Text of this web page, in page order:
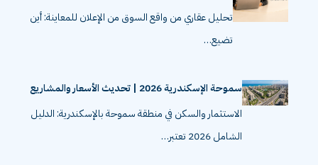
تحليل عقاري من واقع السوق من الإعلان للمعاينة: أين
تضيع…
سموحة الإسكندرية 2026 | تحديث الأسعار والمشاريع
الاستثمار والسكن في منطقة سموحة بالإسكندرية: الدليل
الشامل 2026 تعتبر…